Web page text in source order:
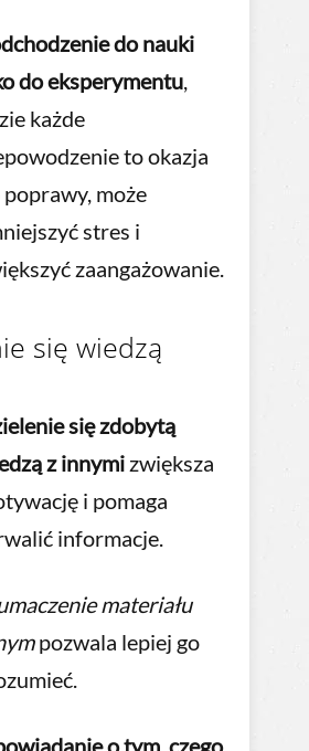
do nauki
do eksperymentu,
każde
to okazja
może
stres i
zaangażowanie.
się wiedzą
się zdobytą
z innymi zwiększa
i pomaga
informacje.
materiału
pozwala lepiej go